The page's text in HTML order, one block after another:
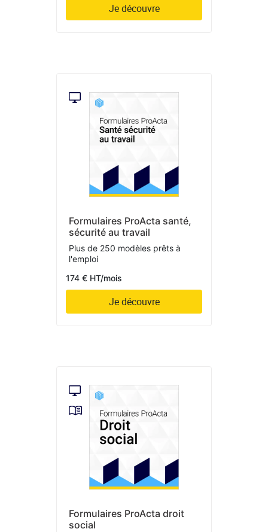
Je découvre
Formulaires ProActa santé,
sécurité au travail
Plus de 250 modèles prêts à
l'emploi
174 € HT/mois
Je découvre
Formulaires ProActa droit
social